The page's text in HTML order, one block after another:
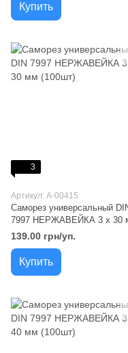
Купить
3
Артикул: A-00415
Саморез универсальный
7997 НЕРЖАВЕЙКА 3 х 30
(100шт)
139.00 грн/уп.
Купить